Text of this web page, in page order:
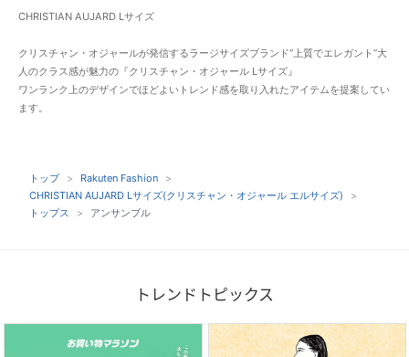
CHRISTIAN AUJARD Lサイズ
クリスチャン・オジャールが発信するラージサイズブランド“上質でエレガント”大
人のクラス感が魅力の『クリスチャン・オジャール Lサイズ』
ワンランク上のデザインでほどよいトレンド感を取り入れたアイテムを提案してい
ます。
トップ
Rakuten Fashion
CHRISTIAN AUJARD Lサイズ(クリスチャン・オジャール エルサイズ)
トップス
アンサンブル
トレンドトピックス